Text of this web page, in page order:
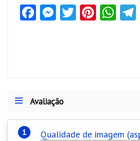
Fa
k
M
er
T Pi W
Avaliação
Qualidade de imagem